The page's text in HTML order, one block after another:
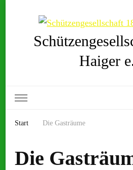
Haiger
Start Die Gasträume
Die